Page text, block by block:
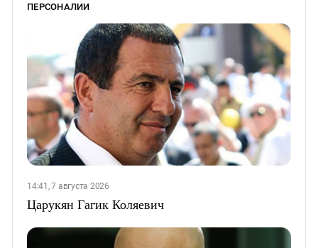
ПЕРСОНАЛИИ
14:41, 7 августа 2026
Царукян Гагик Коляевич